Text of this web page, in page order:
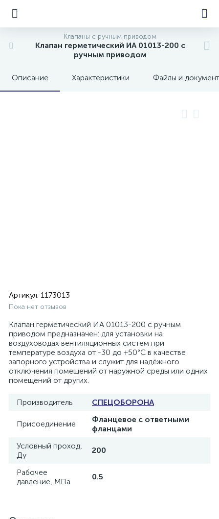
Клапаны с ручным приводом
Клапан герметический ИА 01013-200 с
ручным приводом
Описание Характеристики Файлы и
Артикул: 1173013
Пока нет отзывов
Клапан герметический ИА 01013-200 с ручным
приводом предназначен: для установки на
воздуховодах вентиляционных систем при
температуре воздуха от -30 до +50°С в качестве
запорного устройства и служит для надёжного
отключения помещений от наружной среды или одних
помещений от других.
Производитель СПЕЦОБОРОНА
Присоединение
Фланцевое с ответными
фланцами
Условный проход,
Ду
200
Рабочее
давление, МПа
0.5